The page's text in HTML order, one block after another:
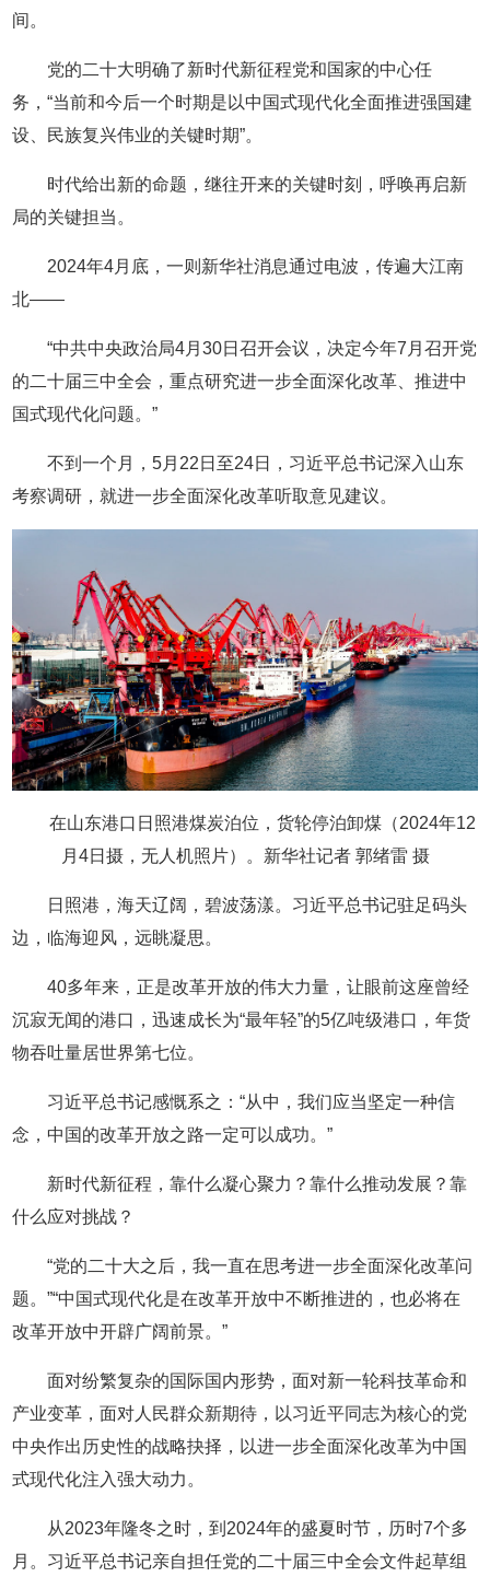
间。
党的二十大明确了新时代新征程党和国家的中心任
务，“当前和今后一个时期是以中国式现代化全面推进强国建
设、民族复兴伟业的关键时期”。
时代给出新的命题，继往开来的关键时刻，呼唤再启新
局的关键担当。
2024年4月底，一则新华社消息通过电波，传遍大江南
北——
“中共中央政治局4月30日召开会议，决定今年7月召开党
的二十届三中全会，重点研究进一步全面深化改革、推进中
国式现代化问题。”
不到一个月，5月22日至24日，习近平总书记深入山东
考察调研，就进一步全面深化改革听取意见建议。
在山东港口日照港煤炭泊位，货轮停泊卸煤（2024年12
月4日摄，无人机照片）。新华社记者 郭绪雷 摄
日照港，海天辽阔，碧波荡漾。习近平总书记驻足码头
边，临海迎风，远眺凝思。
40多年来，正是改革开放的伟大力量，让眼前这座曾经
沉寂无闻的港口，迅速成长为“最年轻”的5亿吨级港口，年货
物吞吐量居世界第七位。
习近平总书记感慨系之：“从中，我们应当坚定一种信
念，中国的改革开放之路一定可以成功。”
新时代新征程，靠什么凝心聚力？靠什么推动发展？靠
什么应对挑战？
“党的二十大之后，我一直在思考进一步全面深化改革问
题。”“中国式现代化是在改革开放中不断推进的，也必将在
改革开放中开辟广阔前景。”
面对纷繁复杂的国际国内形势，面对新一轮科技革命和
产业变革，面对人民群众新期待，以习近平同志为核心的党
中央作出历史性的战略抉择，以进一步全面深化改革为中国
式现代化注入强大动力。
从2023年隆冬之时，到2024年的盛夏时节，历时7个多
月。习近平总书记亲自担任党的二十届三中全会文件起草组